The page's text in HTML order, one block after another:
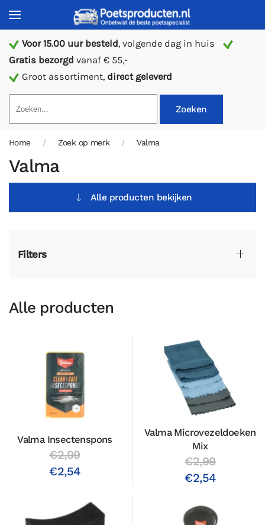
Voor 15.00 uur besteld, volgende dag in huis
Gratis bezorgd vanaf € 55,-
Groot assortiment, direct geleverd
Zoeken
Home Zoek op merk Valma
Valma
Alle producten bekijken
Alle producten
Valma Insectenspons
€2,99
€2,54
Valma Microvezeldoeken
Mix
€2,99
€2,54
Filters